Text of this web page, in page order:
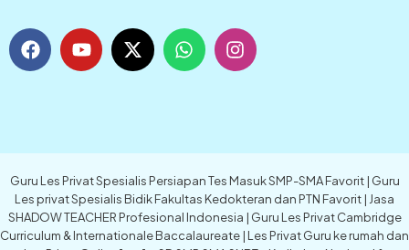
F
a
c
o
Y
o
u
e
X
-
t
t
e
r
W
h
a
p
I
n
s
r
a
m
Guru Les Privat Spesialis Persiapan Tes Masuk SMP-SMA Favorit | Guru
Les privat Spesialis Bidik Fakultas Kedokteran dan PTN Favorit | Jasa
SHADOW TEACHER Profesional Indonesia | Guru Les Privat Cambridge
Curriculum & Internationale Baccalaureate | Les Privat Guru ke rumah dan